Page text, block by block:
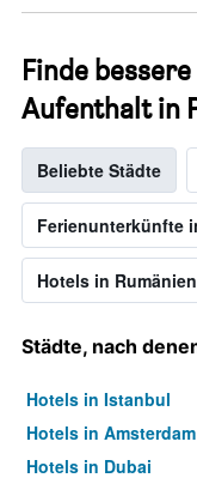
Finde
Aufenthalt in
Beliebte Städte
Ferienunterkünfte
Hotels in Rumänien
Städte, nach
Hotels in Istanbul
Hotels in Amsterdam
Hotels in Dubai